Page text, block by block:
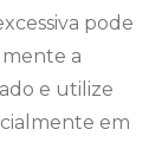
pode
a
e utilize
em